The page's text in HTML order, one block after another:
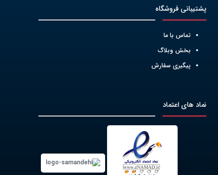
پشتیبانی فروشگاه
تماس با ما
بخش وبلاگ
پیگیری سفارش
نماد های اعتماد